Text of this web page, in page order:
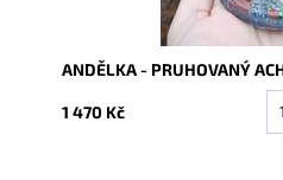
ANDĚLKA - PRUHOVANÝ
1 470 Kč